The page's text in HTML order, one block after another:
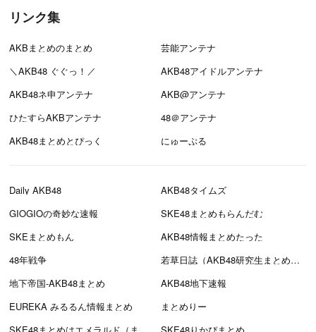
リンク集
AKBまとめのまとめ
芸能アンテナ
＼AKB48 ぐぐっ！／
AKB48アイドルアンテナ
AKB48ネ申アンテナ
AKB@アンテナ
ひたすらAKBアンテナ
48＠アンテナ
AKB48まとめとぴっく
にゅーぷる
Daily AKB48
AKB48タイムズ
GIOGIOの奇妙な速報
SKE48まとめもらんだむ
SKEまとめもん
AKB48情報まとめたった
48年戦争
若草日誌（AKB48研究生まとめブログ）
地下帝国-AKB48まとめ
AKB48地下速報
EUREKA みるるん情報まとめ
まとめりー
SKE48りかぴまとめ